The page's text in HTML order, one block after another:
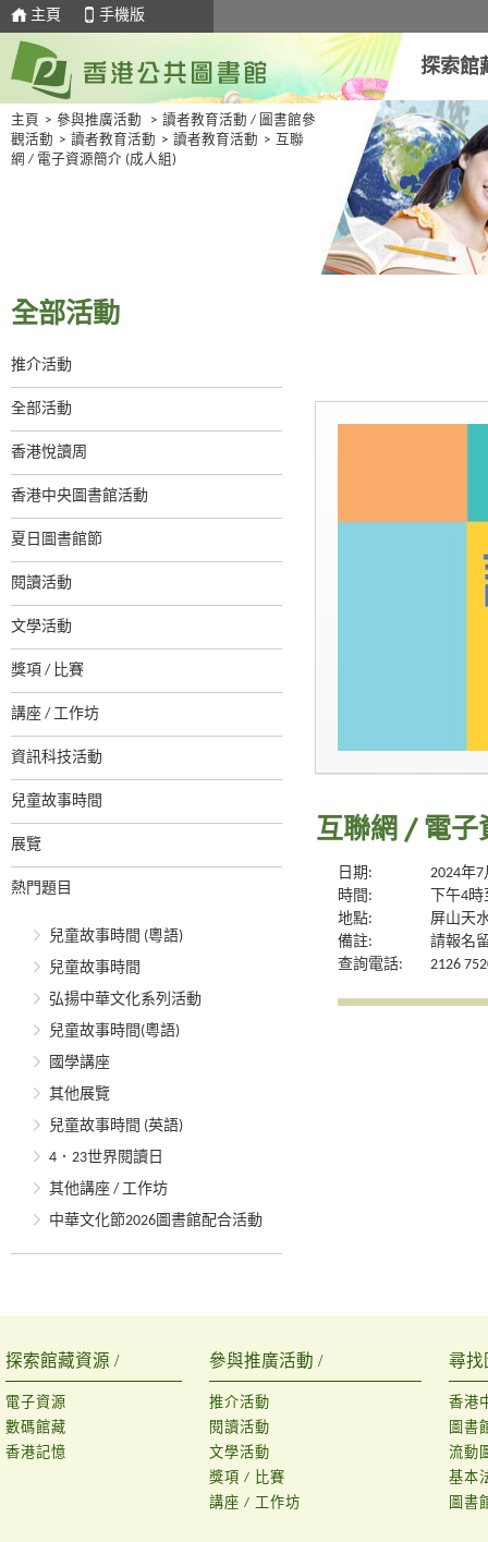
主頁 手機版
探索館
主頁 > 參與推廣活動 > 讀者教育活動 / 圖書館參
觀活動 > 讀者教育活動 > 讀者教育活動 > 互聯
網 / 電子資源簡介 (成人組)
全部活動
推介活動
全部活動
香港悅讀周
香港中央圖書館活動
夏日圖書館節
閱讀活動
文學活動
獎項 / 比賽
講座 / 工作坊
資訊科技活動
兒童故事時間
展覽
熱門題目
兒童故事時間 (粵語)
兒童故事時間
弘揚中華文化系列活動
兒童故事時間(粵語)
國學講座
其他展覽
兒童故事時間 (英語)
4．23世界閱讀日
其他講座 / 工作坊
中華文化節2026圖書館配合活動
互聯網 / 電子
日期:
2024年
時間:
下午4
地點:
屏山天
備註:
請報名
查詢電話:
2126
探索館藏資源 /
電子資源
數碼館藏
香港記憶
參與推廣活動 /
推介活動
閱讀活動
文學活動
獎項 / 比賽
講座 / 工作坊
尋找
香港
圖書
流動
基本
圖書